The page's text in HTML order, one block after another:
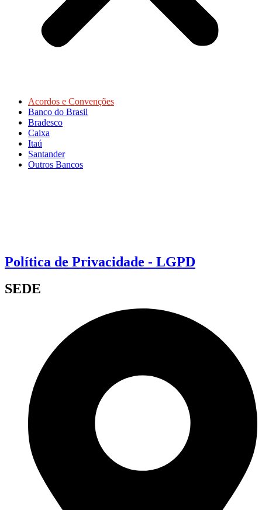
Acordos e Convenções
Banco do Brasil
Bradesco
Caixa
Itaú
Santander
Outros Bancos
Política de Privacidade - LGPD
SEDE